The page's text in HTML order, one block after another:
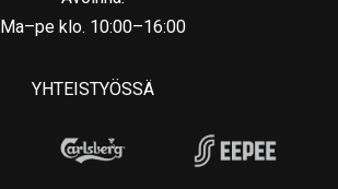
Ma–pe klo. 10:00–16:00
YHTEISTYÖSSÄ